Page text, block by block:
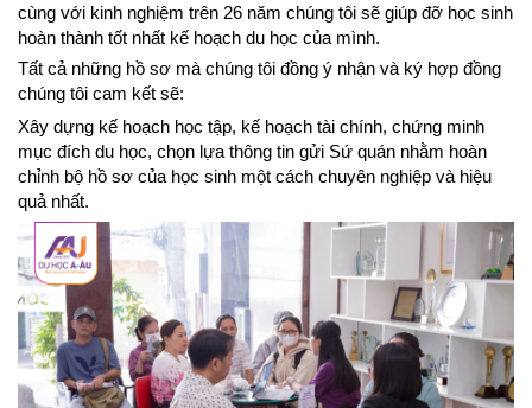
cùng với kinh nghiệm trên 26 năm chúng tôi sẽ giúp đỡ học sinh
hoàn thành tốt nhất kế hoạch du học của mình.
Tất cả những hồ sơ mà chúng tôi đồng ý nhận và ký hợp đồng
chúng tôi cam kết sẽ:
Xây dựng kế hoạch học tập, kế hoạch tài chính, chứng minh
mục đích du học, chọn lựa thông tin gửi Sứ quán nhằm hoàn
chỉnh bộ hồ sơ của học sinh một cách chuyên nghiệp và hiệu
quả nhất.